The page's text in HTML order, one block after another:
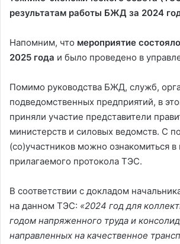
результатам работы БЖД за 2024
Напомним, что мероприятие
2025 года и было проведено в
Помимо руководства БЖД, служб,
подведомственных предприятий, в
приняли участие представители
министерств и силовых ведомств. С
(со)участников можно ознакомиться в
прилагаемого протокола ТЭС.
В соответствии с докладом
на данном ТЭС: «2024 год для
годом напряженного труда и
направленных на качественное